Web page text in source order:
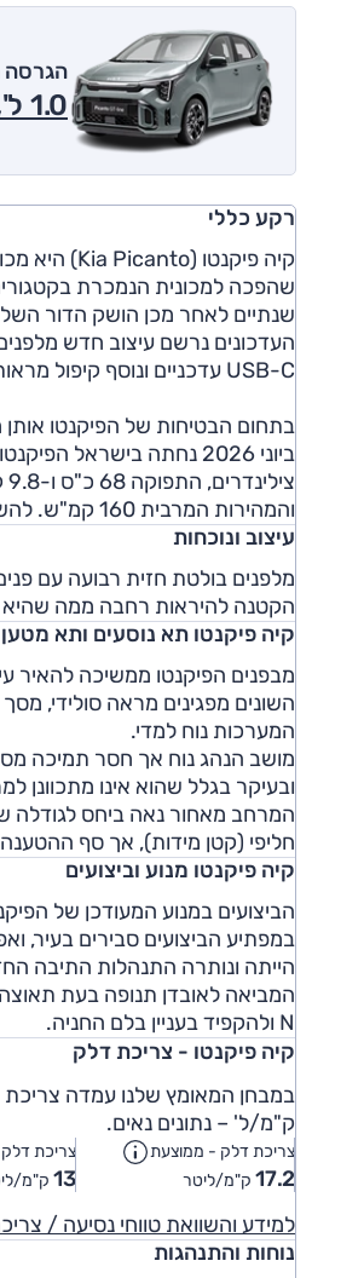
הגרסה
1.0 ל', אוט', LX Plus 2026
רקע כללי
שהפכה למכונית הנמכרת
USB-C עדכניים ונוסף קיפול מראות חשמלי ברמת האבזור 'GT'.
בתחום הבטיחות של הפיקנטו
והמהירות המרבית 160 קמ"ש. להשוואה, בגרסה עד כה: 1.2 ליטר, 79 כ"ס ו-11.5 קג"מ, 16.5 שניות ו-159 קמ"ש.
עיצוב ונוכחות
מלפנים בולטת חזית רבועה עם
הקטנה להיראות רחבה ממה שהיא -
קיה פיקנטו תא נוסעים ותא מטען
מבפנים הפיקנטו ממשיכה להאיר
המערכות נוח למדי.
מושב הנהג נוח אך חסר תמיכה
ובעיקר בגלל שהוא אינו מתכוונן
חליפי (קטן מידות), אך סף
קיה פיקנטו מנוע וביצועים
הייתה ונותרה התנהלות התיבה
N ולהקפיד בעניין בלם החניה.
קיה פיקנטו - צריכת דלק
ק"מ/ל' – נתונים נאים.
צריכת דלק - ממוצעת
17.2 ק"מ/ליטר
צריכת
13 ק"מ/
למידע והשוואת טווחי נסיעה /
נוחות והתנהגות